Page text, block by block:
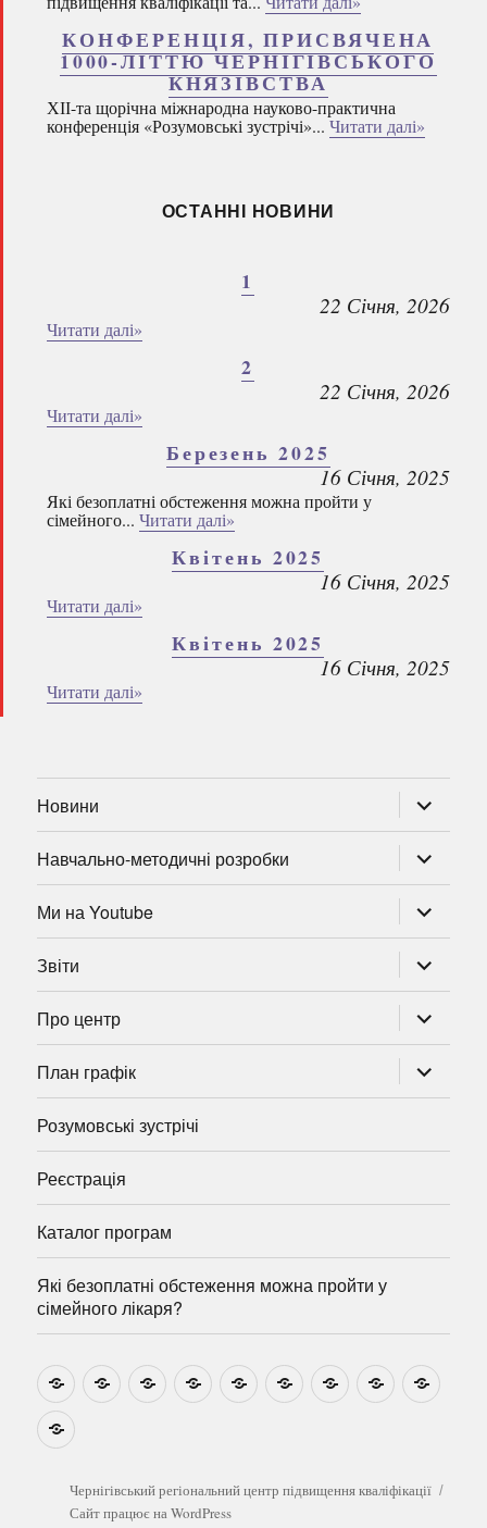
КОНФЕРЕНЦІЯ, ПРИСВЯЧЕНА
1000-ЛІТТЮ ЧЕРНІГІВСЬКОГО
КНЯЗІВСТВА
ХІІ-та щорічна міжнародна науково-практична
конференція «Розумовські зустрічі»... Читати далі»
ОСТАННІ НОВИНИ
1
22 Січня, 2026
Читати далі»
2
22 Січня, 2026
Читати далі»
Березень 2025
16 Січня, 2025
Які безоплатні обстеження можна пройти у
сімейного... Читати далі»
Квітень 2025
16 Січня, 2025
Читати далі»
Квітень 2025
16 Січня, 2025
Читати далі»
Новини
підменю
Навчально-методичні розробки
підменю
Ми на Youtube
підменю
Звіти
підменю
Про центр
підменю
План графік
підменю
Розумовські зустрічі
Реєстрація
Каталог програм
Які безоплатні обстеження можна пройти у
сімейного лікаря?
НовиниНавчально-
методичні
Ми
на
Звіти Про
центр
План
графік
Розумовські
зустрічі
Реєстрація
Які
безоплатні
можна
пройти
Чернігівський регіональний центр підвищення кваліфікації
Сайт працює на WordPress